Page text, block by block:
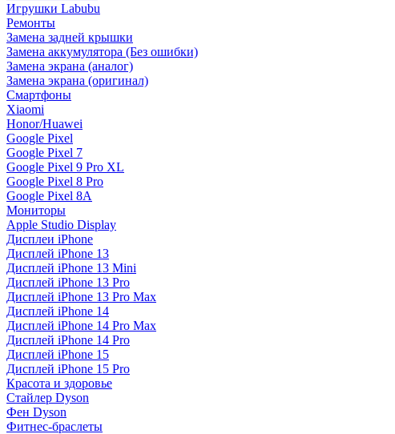
Игрушки Labubu
Ремонты
Замена задней крышки
Замена аккумулятора (Без ошибки)
Замена экрана (аналог)
Замена экрана (оригинал)
Смартфоны
Xiaomi
Honor/Huawei
Google Pixel
Google Pixel 7
Google Pixel 9 Pro XL
Google Pixel 8 Pro
Google Pixel 8A
Мониторы
Apple Studio Display
Дисплеи iPhone
Дисплей iPhone 13
Дисплей iPhone 13 Mini
Дисплей iPhone 13 Pro
Дисплей iPhone 13 Pro Max
Дисплей iPhone 14
Дисплей iPhone 14 Pro Max
Дисплей iPhone 14 Pro
Дисплей iPhone 15
Дисплей iPhone 15 Pro
Красота и здоровье
Стайлер Dyson
Фен Dyson
Фитнес-браслеты